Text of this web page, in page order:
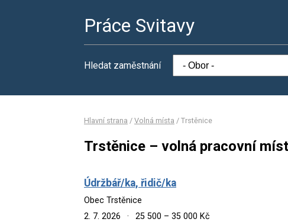
Práce Svitavy
Hledat zaměstnání
Hlavní strana / Volná místa / Trstěnice
Trstěnice – volná pracovní
Údržbář/ka, řidič/ka
Obec Trstěnice
2. 7. 2026
· 25 500 – 35 000 Kč